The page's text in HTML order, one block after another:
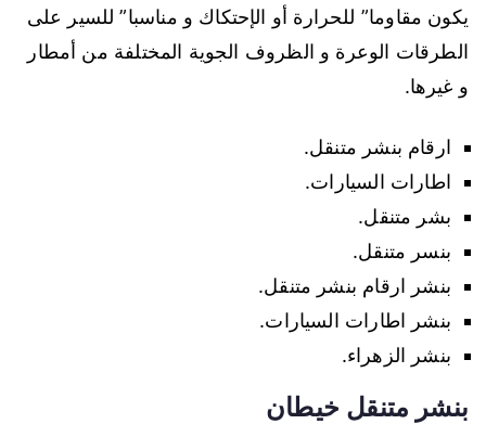
يكون مقاوما” للحرارة أو الإحتكاك و مناسبا” للسير على
الطرقات الوعرة و الظروف الجوية المختلفة من أمطار
و غيرها.
ارقام بنشر متنقل.
اطارات السيارات.
بشر متنقل.
بنسر متنقل.
بنشر ارقام بنشر متنقل.
بنشر اطارات السيارات.
بنشر الزهراء.
بنشر متنقل خيطان